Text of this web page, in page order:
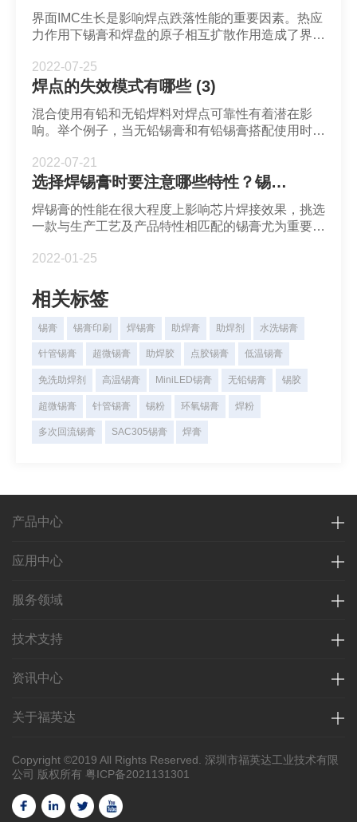
界面IMC生长是影响焊点跌落性能的重要因素。热应
力作用下锡膏和焊盘的原子相互扩散作用造成了界面
2022-07-25
焊点的失效模式有哪些 (3)
混合使用有铅和无铅焊料对焊点可靠性有着潜在影
响。举个例子，当无铅锡膏和有铅锡膏搭配使用时会
金，因此焊盘上的Sn63Pb37会先熔化，而SAC焊球
仍未熔化。熔化后的Pb会扩散到SAC焊球晶粒边
2022-07-21
选择焊锡膏时要注意哪些特性？锡膏的触变性对锡膏印刷有何意义？
焊锡膏的性能在很大程度上影响芯片焊接效果，挑选
一款与生产工艺及产品特性相匹配的锡膏尤为重要。
选择焊锡膏时要注意哪些特性？锡膏的触变性对锡膏
2022-01-25
相关标签
锡膏 锡膏印刷 焊锡膏 助焊膏 助焊剂 水洗锡膏
针管锡膏 超微锡膏 助焊胶 点胶锡膏 低温锡膏
免洗助焊剂 高温锡膏 MiniLED锡膏 无铅锡膏 锡胶
超微锡膏 针管锡膏 锡粉 环氧锡膏 焊粉
多次回流锡膏 SAC305锡膏 焊膏
产品中心
应用中心
服务领域
技术支持
资讯中心
关于福英达
Copyright ©2019 All Rights Reserved. 深圳市福英达工业技术有限
公司 版权所有 粤ICP备2021131301